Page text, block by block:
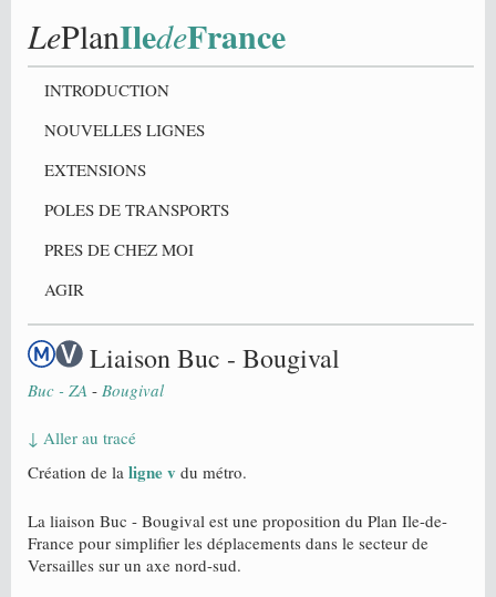
LePlanIledeFrance
INTRODUCTION
NOUVELLES LIGNES
EXTENSIONS
POLES DE TRANSPORTS
PRES DE CHEZ MOI
AGIR
Liaison Buc - Bougival
Buc - ZA - Bougival
↓ Aller au tracé
Création de la ligne v du métro.
La liaison Buc - Bougival est une proposition du Plan Ile-de-
France pour simplifier les déplacements dans le secteur de
Versailles sur un axe nord-sud.